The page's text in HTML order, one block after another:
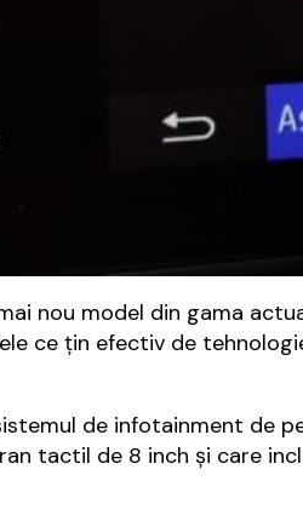
nou model din gama
ce țin efectiv de
de infotainment de
tactil de 8 inch și care